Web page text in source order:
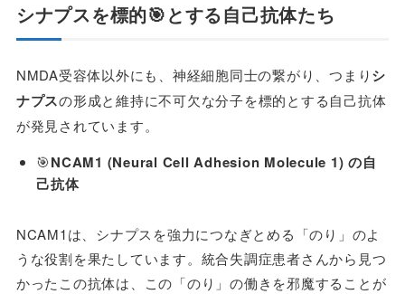
シナプスを標的🎯とする自己抗体たち
NMDA受容体以外にも、神経細胞同士の繋がり、つまりシ
ナプスの形成と維持に不可欠な分子を標的とする自己抗体
が発見されています。
🎯NCAM1 (Neural Cell Adhesion Molecule 1) の自
己抗体
NCAM1は、シナプスを強力につなぎとめる「のり」のよ
うな役割を果たしています。統合失調症患者さんから見つ
かったこの抗体は、この「のり」の働きを邪魔することが